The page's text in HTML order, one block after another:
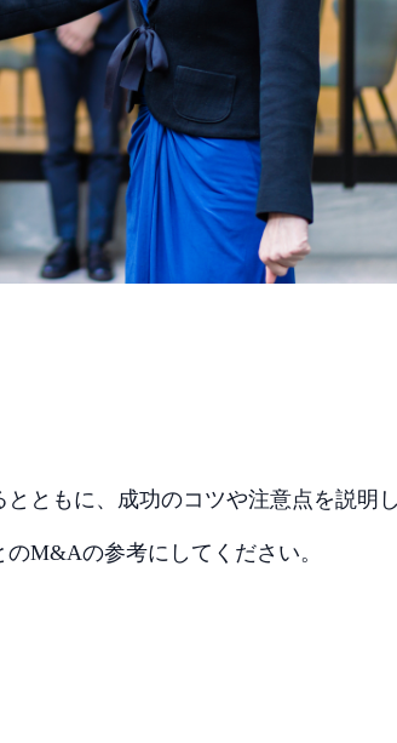
ともに、成功のコツや注意点を説明
M&Aの参考にしてください。